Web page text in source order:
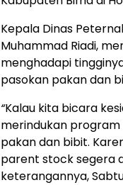
Kepala Dinas
Muhammad Riadi,
menghadapi
pasokan pakan dan
“Kalau kita bicara
merindukan program
pakan dan bibit.
parent stock segera
keterangannya,